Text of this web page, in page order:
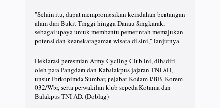
"Selain itu, dapat mempromosikan keindahan bentangan
alam dari Bukit Tinggi hingga Danau Singkarak,
sebagai upaya untuk membantu pemerintah memajukan
potensi dan keanekaragaman wisata di sini," lanjutnya.
Deklarasi peresmian Army Cycling Club ini, dihadiri
oleh para Pangdam dan Kabalakpus jajaran TNI AD,
unsur Forkopimda Sumbar, pejabat Kodam I/BB, Korem
032/Wbr, serta perwakilan klub sepeda Kotama dan
Balakpus TNI AD. (Doblag)